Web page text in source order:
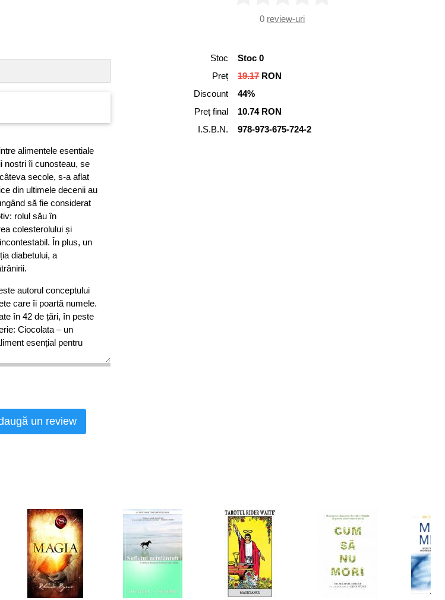
0 review-uri
alimentele esentiale
nostri îi cunosteau, se
secole, s-a aflat
din ultimele decenii au
să fie considerat
rolul său în
colesterolului și
În plus, un
diabetului, a
autorul conceptului
care îi poartă numele.
în 42 de țări, în peste
Ciocolata – un
esențial pentru
Stoc
Stoc 0
Preț
19.17RON
Discount
44%
Preț final
10.74 RON
I.S.B.N.
978-973-675-724-2
un review